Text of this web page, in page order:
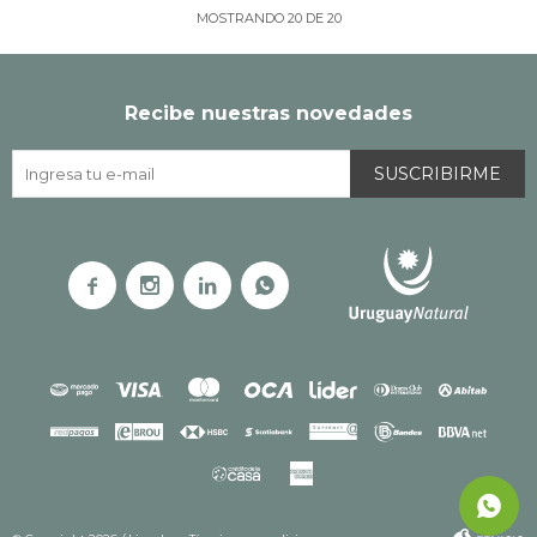
MOSTRANDO 20DE 20
Recibe nuestras novedades
SUSCRIBIRME
   